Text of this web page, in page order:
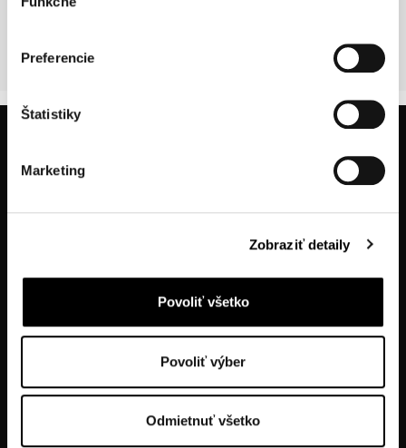
súhlasu
Preferencie
Štatistiky
Marketing
Zobraziť detaily
Povoliť všetko
Povoliť výber
Odmietnuť všetko
tel.: +421905470123
FOOTER MENU
HOTEL INFORMATION